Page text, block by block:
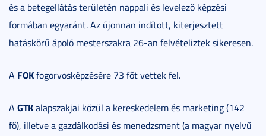
és a betegellátás területén nappali és levelező képzési
formában egyaránt. Az újonnan indított, kiterjesztett
hatáskörű ápoló mesterszakra 26-an felvételiztek sikeresen.
A FOKfogorvosképzésére 73 főt vettek fel.
A GTKalapszakjai közül a kereskedelem és marketing (142
fő), illetve a gazdálkodási és menedzsment (a magyar nyelvű